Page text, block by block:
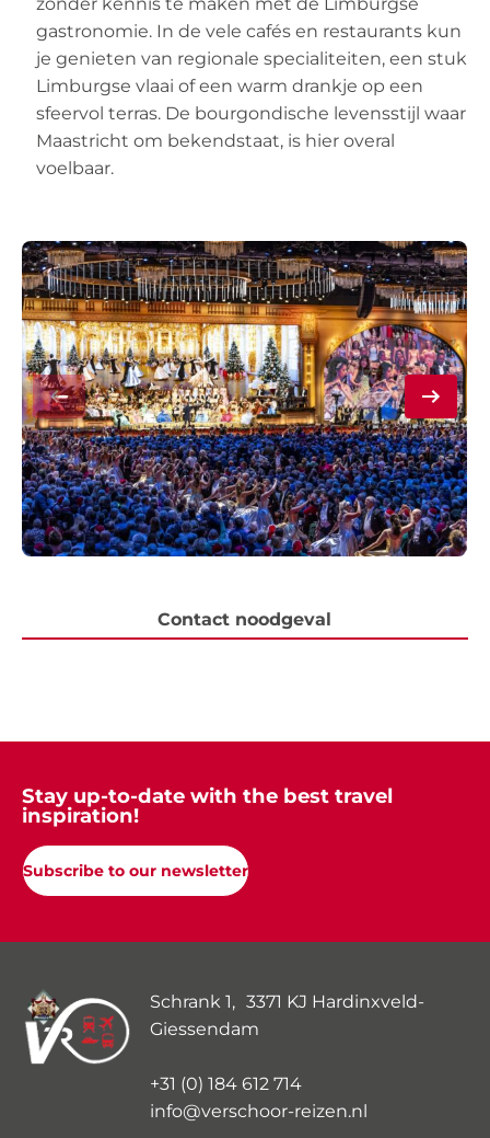
gastronomie. In de vele cafés en restaurants kun
je genieten van regionale specialiteiten, een stuk
Limburgse vlaai of een warm drankje op een
sfeervol terras. De bourgondische levensstijl waar
Maastricht om bekendstaat, is hier overal
voelbaar.
Contact noodgeval
Stay up-to-date with the best travel
inspiration!
Subscribe to our newsletter
Schrank 1, 3371 KJ Hardinxveld-
Giessendam
+31 (0) 184 612 714
info@verschoor-reizen.nl